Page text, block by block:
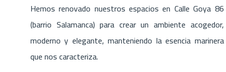
Hemos renovado nuestros espacios en Calle Goya 86
(barrio Salamanca) para crear un ambiente acogedor,
moderno y elegante, manteniendo la esencia marinera
que nos caracteriza.